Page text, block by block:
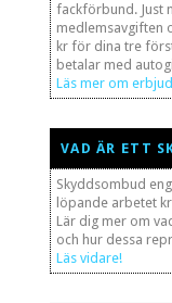
fackförbund. Just
medlemsavgiften
kr för dina tre
betalar med
Läs mer om
VAD ÄR ETT
Skyddsombud
löpande arbetet
Lär dig mer om
och hur dessa
Läs vidare!